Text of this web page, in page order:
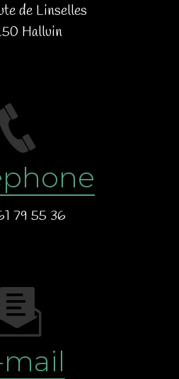
de Linselles
Halluin
79 55 36
mail